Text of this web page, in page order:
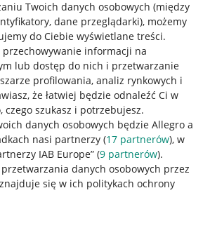
Twoich danych osobowych (między
dane przeglądarki), możemy
do Ciebie wyświetlane treści.
przechowywanie informacji na
lub dostęp do nich i przetwarzanie
profilowania, analiz rynkowych i
że łatwiej będzie odnaleźć Ci w
czego szukasz i potrzebujesz.
danych osobowych będzie Allegro a
nasi partnerzy (17 partnerów), w
IAB Europe” (9 partnerów).
danych osobowych przez
się w ich politykach ochrony